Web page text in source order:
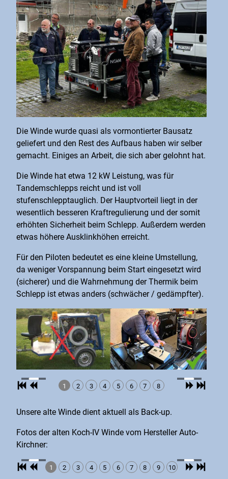
Die Winde wurde quasi als vormontierter Bausatz
geliefert und den Rest des Aufbaus haben wir selber
gemacht. Einiges an Arbeit, die sich aber gelohnt hat.
Die Winde hat etwa 12 kW Leistung, was für
Tandemschlepps reicht und ist voll
stufenschlepptauglich. Der Hauptvorteil liegt in der
wesentlich besseren Kraftregulierung und der somit
erhöhten Sicherheit beim Schlepp. Außerdem werden
etwas höhere Ausklinkhöhen erreicht.
Für den Piloten bedeutet es eine kleine Umstellung,
da weniger Vorspannung beim Start eingesetzt wird
(sicherer) und die Wahrnehmung der Thermik beim
Schlepp ist etwas anders (schwächer / gedämpfter).
1 2 3 4 5 6 7 8
Unsere alte Winde dient aktuell als Back-up.
Fotos der alten Koch-IV Winde vom Hersteller Auto-
Kirchner:
1 2 3 4 5 6 7 8 9 10